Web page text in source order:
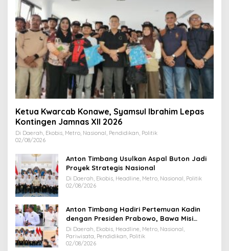
Ketua Kwarcab Konawe, Syamsul Ibrahim Lepas
Kontingen Jamnas XII 2026
Di Daerah, Ekobis, Metro, Nasional, Pendidikan, Politik
02/08/2026
Anton Timbang Usulkan Aspal Buton Jadi
Proyek Strategis Nasional
Di Daerah, Ekobis, Headline, Metro, Nasional, Politik
02/08/2026
Anton Timbang Hadiri Pertemuan Kadin
dengan Presiden Prabowo, Bawa Misi
Majukan Ekonomi Sultra
Di Daerah, Ekobis, Headline, Metro, Nasional,
Pariwisata, Pendidikan, Politik
02/08/2026